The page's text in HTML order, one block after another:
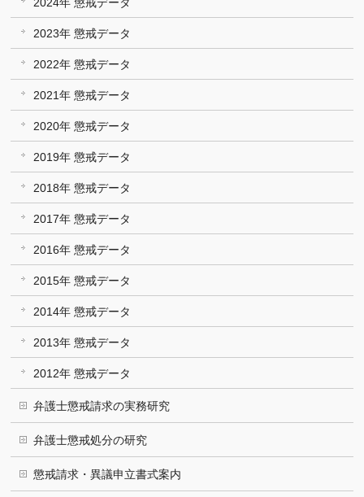
2023年 懲戒データ
2022年 懲戒データ
2021年 懲戒データ
2020年 懲戒データ
2019年 懲戒データ
2018年 懲戒データ
2017年 懲戒データ
2016年 懲戒データ
2015年 懲戒データ
2014年 懲戒データ
2013年 懲戒データ
2012年 懲戒データ
弁護士懲戒請求の実務研究
弁護士懲戒処分の研究
懲戒請求・異議申立書式案内